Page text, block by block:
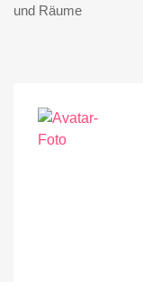
und Räume